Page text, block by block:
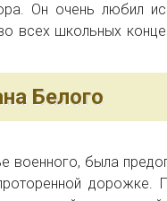
Он очень любил
всех школьных
Белого
была
дорожке.